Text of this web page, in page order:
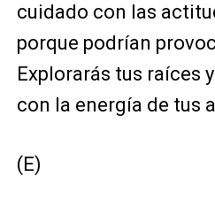
cuidado con las
porque podrían
Explorarás tus raíces
con la energía de tus
(E)